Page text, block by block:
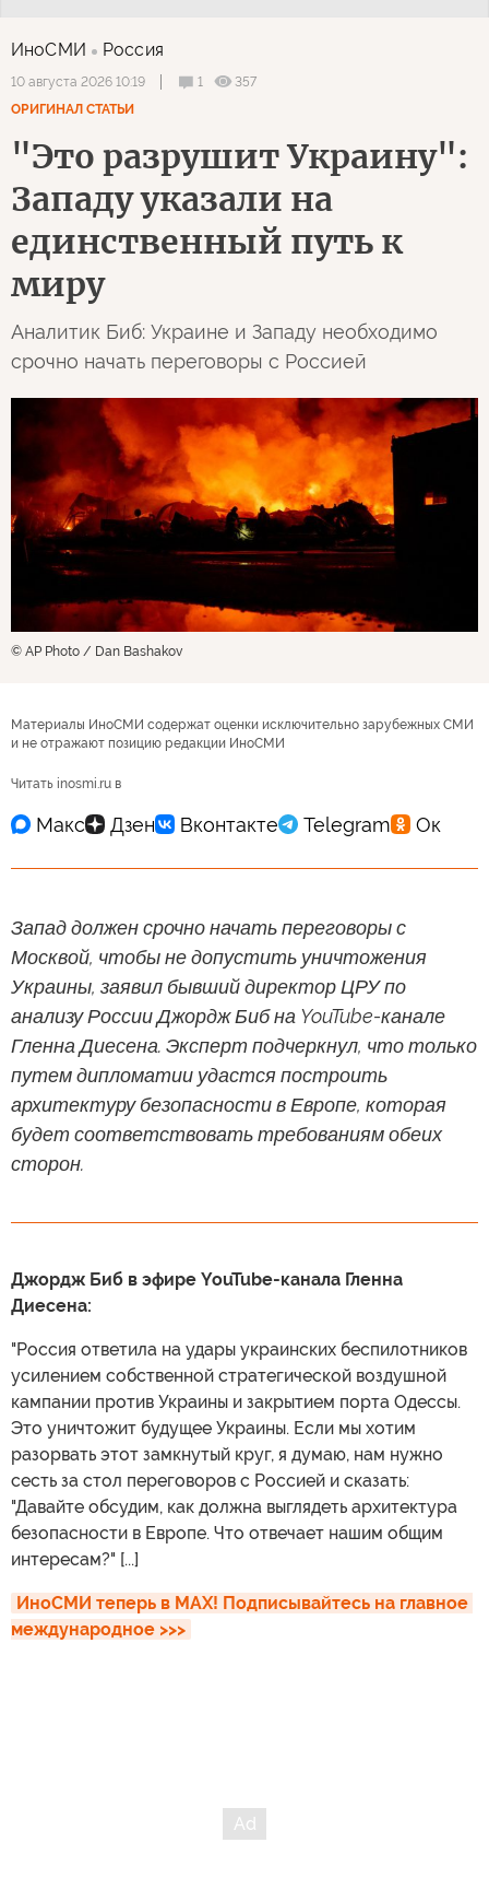
ИноСМИ Россия
10 августа 2026 10:19 1
357
ОРИГИНАЛ СТАТЬИ
"Это разрушит Украину":
Западу указали на
единственный путь к
миру
Аналитик Биб: Украине и Западу необходимо
срочно начать переговоры с Россией
© AP Photo / Dan Bashakov
Материалы ИноСМИ содержат оценки исключительно зарубежных СМИ
и не отражают позицию редакции ИноСМИ
Читать inosmi.ru в
Запад должен срочно начать переговоры с
Москвой, чтобы не допустить уничтожения
Украины, заявил бывший директор ЦРУ по
анализу России Джордж Биб на YouTube-канале
Гленна Диесена. Эксперт подчеркнул, что только
путем дипломатии удастся построить
архитектуру безопасности в Европе, которая
будет соответствовать требованиям обеих
сторон.
Джордж Биб в эфире YouTube-канала Гленна
Диесена:
"Россия ответила на удары украинских беспилотников
усилением собственной стратегической воздушной
кампании против Украины и закрытием порта Одессы.
Это уничтожит будущее Украины. Если мы хотим
разорвать этот замкнутый круг, я думаю, нам нужно
сесть за стол переговоров с Россией и сказать:
"Давайте обсудим, как должна выглядеть архитектура
безопасности в Европе. Что отвечает нашим общим
интересам?" [...]
ИноСМИ теперь в MAX! Подписывайтесь на главное
международное >>>